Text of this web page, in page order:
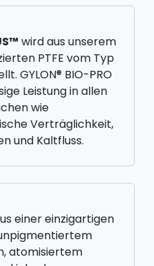
wird aus unserem
PTFE vom Typ
GYLON® BIO-PRO
Leistung in allen
wie
Verträglichkeit,
und Kaltfluss.
einer einzigartigen
atomisiertem